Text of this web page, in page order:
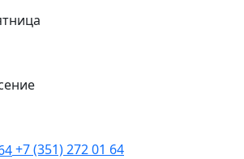
+7 (351) 272 01 64